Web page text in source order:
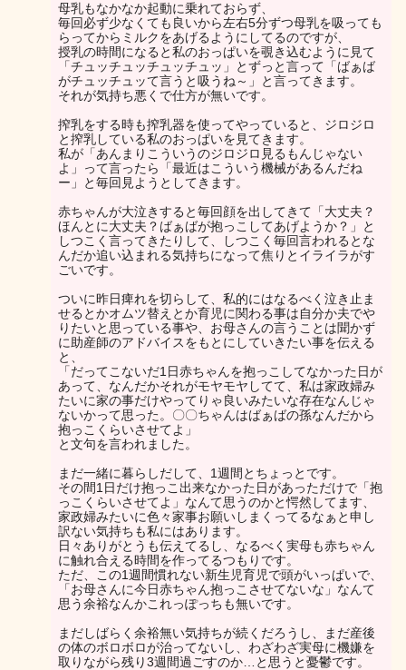
母乳もなかなか起動に乗れておらず、
毎回必ず少なくても良いから左右5分ずつ母乳を吸っても
らってからミルクをあげるようにしてるのですが、
授乳の時間になると私のおっぱいを覗き込むように見て
「チュッチュッチュッチュッ」とずっと言って「ばぁば
がチュッチュッて言うと吸うね～」と言ってきます。
それが気持ち悪くで仕方が無いです。
搾乳をする時も搾乳器を使ってやっていると、ジロジロ
と搾乳している私のおっぱいを見てきます。
私が「あんまりこういうのジロジロ見るもんじゃない
よ」って言ったら「最近はこういう機械があるんだね
ー」と毎回見ようとしてきます。
赤ちゃんが大泣きすると毎回顔を出してきて「大丈夫？
ほんとに大丈夫？ばぁばが抱っこしてあげようか？」と
しつこく言ってきたりして、しつこく毎回言われるとな
んだか追い込まれる気持ちになって焦りとイライラがす
ごいです。
ついに昨日痺れを切らして、私的にはなるべく泣き止ま
せるとかオムツ替えとか育児に関わる事は自分か夫でや
りたいと思っている事や、お母さんの言うことは聞かず
に助産師のアドバイスをもとにしていきたい事を伝える
と、
「だってこないだ1日赤ちゃんを抱っこしてなかった日が
あって、なんだかそれがモヤモヤしてて、私は家政婦み
たいに家の事だけやってりゃ良いみたいな存在なんじゃ
ないかって思った。〇〇ちゃんはばぁばの孫なんだから
抱っこくらいさせてよ」
と文句を言われました。
まだ一緒に暮らしだして、1週間とちょっとです。
その間1日だけ抱っこ出来なかった日があっただけで「抱
っこくらいさせてよ」なんて思うのかと愕然してます、
家政婦みたいに色々家事お願いしまくってるなぁと申し
訳ない気持ちも私にはあります。
日々ありがとうも伝えてるし、なるべく実母も赤ちゃん
に触れ合える時間を作ってるつもりです。
ただ、この1週間慣れない新生児育児で頭がいっぱいで、
「お母さんに今日赤ちゃん抱っこさせてないな」なんて
思う余裕なんかこれっぽっちも無いです。
まだしばらく余裕無い気持ちが続くだろうし、まだ産後
の体のボロボロが治ってないし、わざわざ実母に機嫌を
取りながら残り3週間過ごすのか…と思うと憂鬱です。